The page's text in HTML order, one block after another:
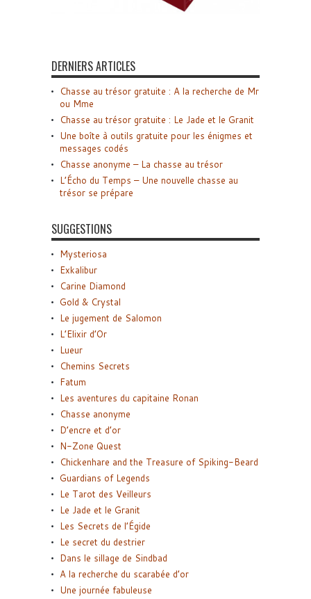
DERNIERS ARTICLES
Chasse au trésor gratuite : A la recherche de Mr
ou Mme
Chasse au trésor gratuite : Le Jade et le Granit
Une boîte à outils gratuite pour les énigmes et
messages codés
Chasse anonyme – La chasse au trésor
L’Écho du Temps – Une nouvelle chasse au
trésor se prépare
SUGGESTIONS
Mysteriosa
Exkalibur
Carine Diamond
Gold & Crystal
Le jugement de Salomon
L’Elixir d’Or
Lueur
Chemins Secrets
Fatum
Les aventures du capitaine Ronan
Chasse anonyme
D’encre et d’or
N-Zone Quest
Chickenhare and the Treasure of Spiking-Beard
Guardians of Legends
Le Tarot des Veilleurs
Le Jade et le Granit
Les Secrets de l’Égide
Le secret du destrier
Dans le sillage de Sindbad
A la recherche du scarabée d’or
Une journée fabuleuse